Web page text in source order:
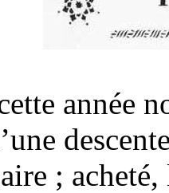
année
;